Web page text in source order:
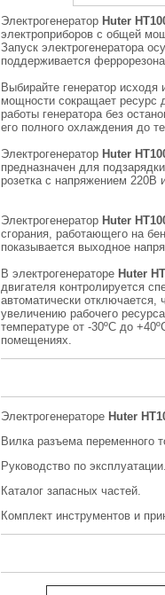
Электрогенератор Huter HT
электроприборов с общей
Запуск электрогенератора
поддерживается
Выбирайте генератор
мощности сокращает ресурс
работы генератора без
его полного охлаждения до
Электрогенератор Huter HT
предназначен для
розетка с напряжением 220В
Электрогенератор Huter HT
сгорания, работающего на
показывается выходное
В электрогенераторе Huter HT
двигателя контролируется
автоматически отключается,
увеличению рабочего
температуре от -30ºС до
помещениях.
Электрогенераторе Huter HT
Вилка разъема переменного
Руководство по
Каталог запасных частей.
Комплект инструментов и